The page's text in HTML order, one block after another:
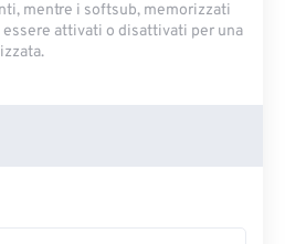
mentre i softsub, memorizzati
attivati ​​o disattivati ​​per una